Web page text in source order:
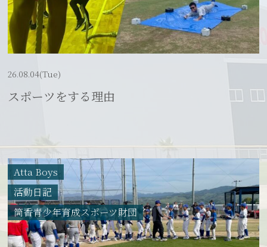
26.08.04(Tue)
スポーツをする理由
Atta Boys
活動日記
筒香青少年育成スポーツ財団